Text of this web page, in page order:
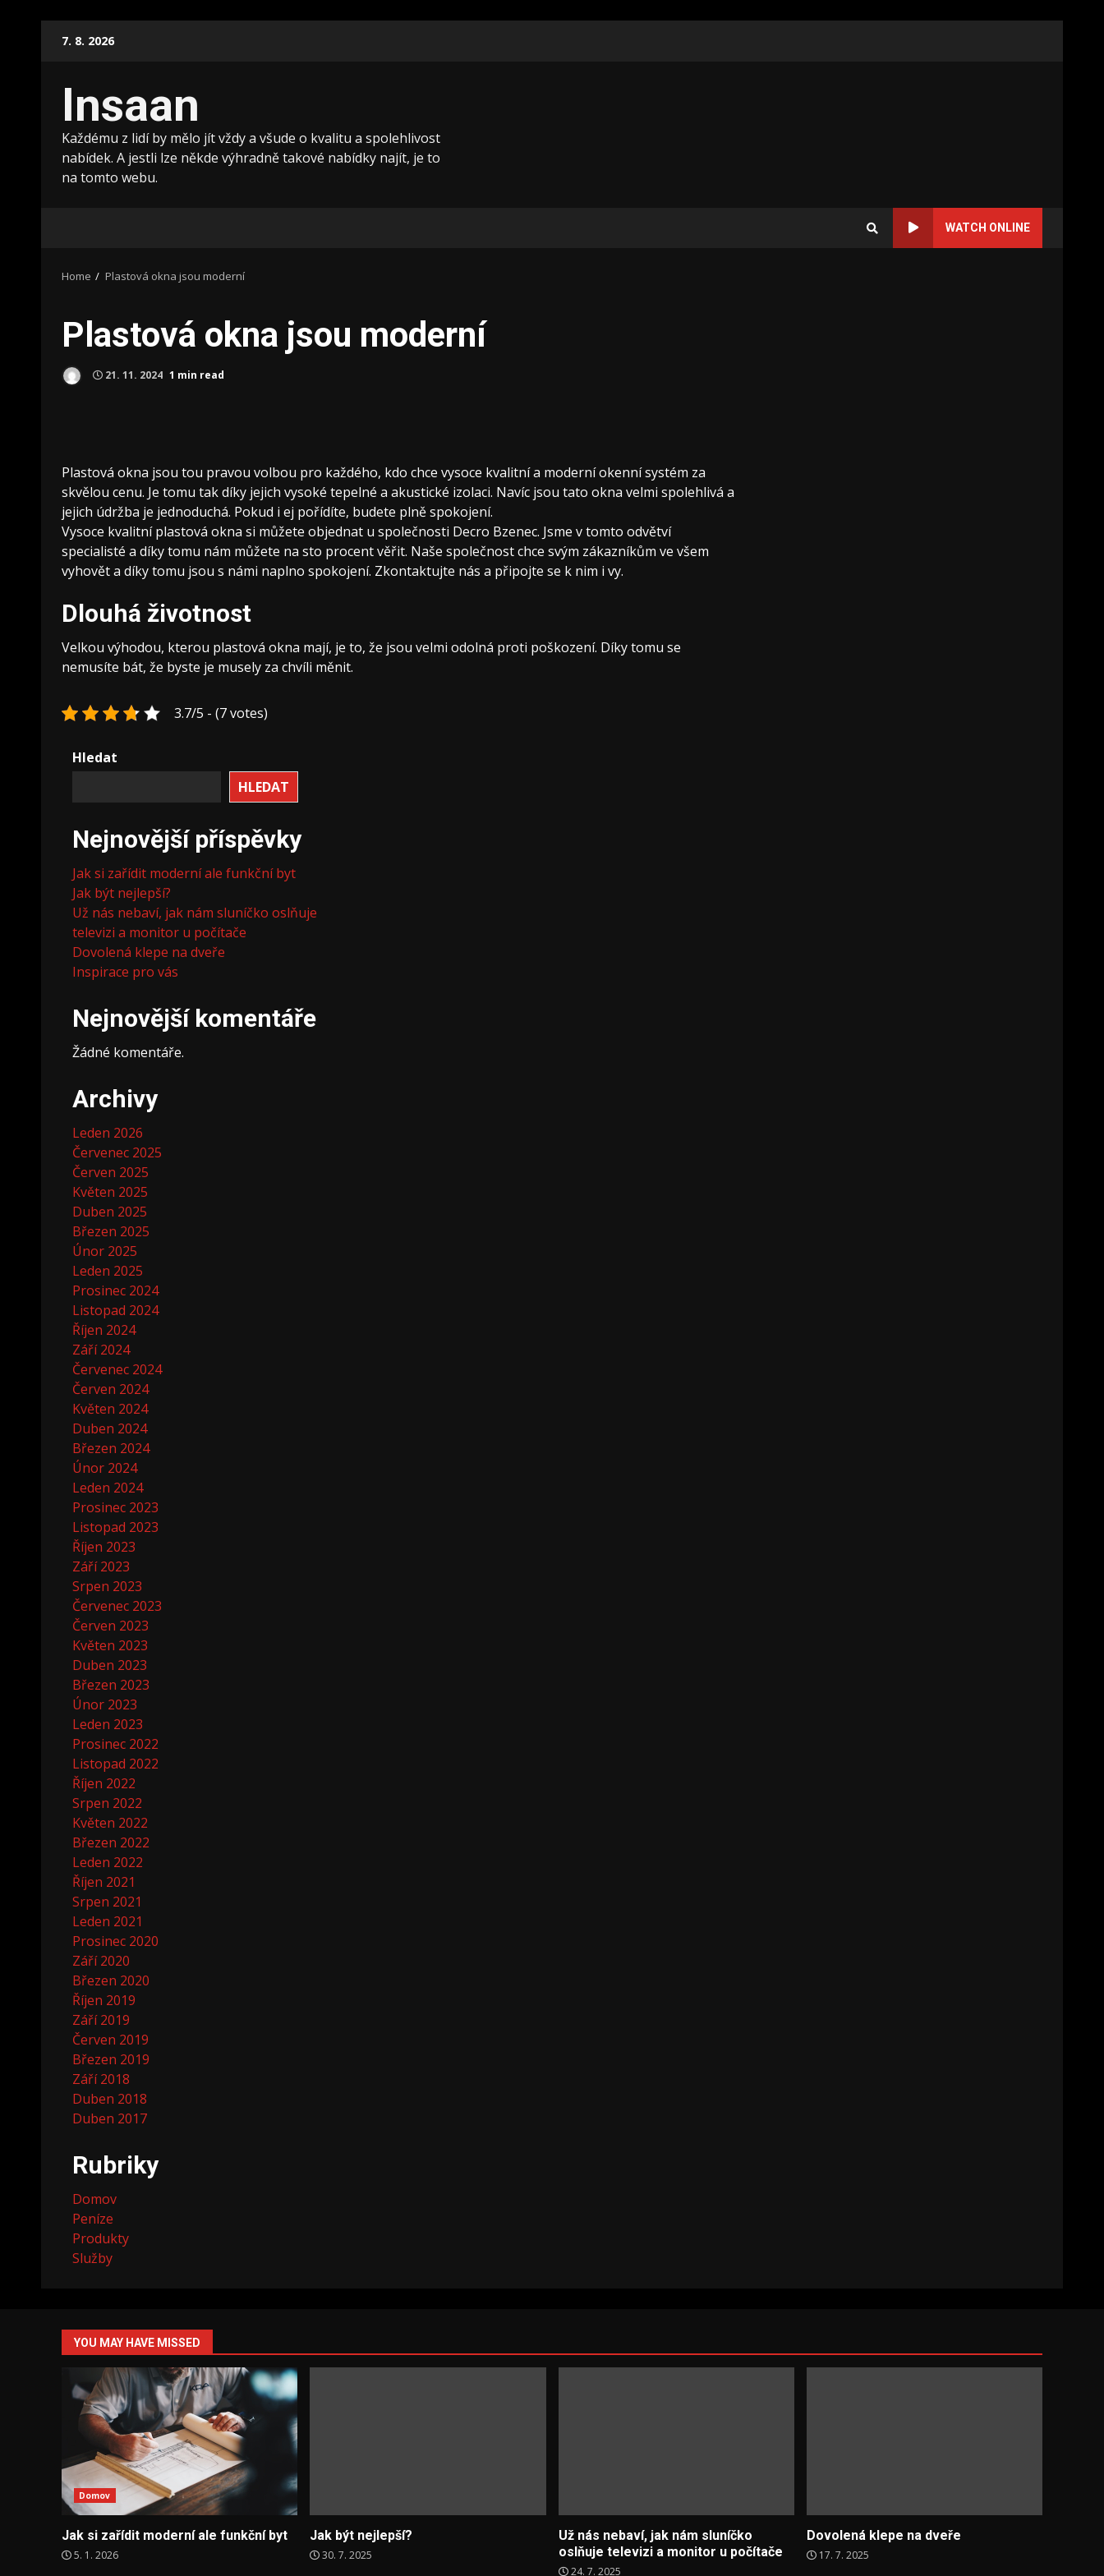
7. 8. 2026
Insaan
Každému z lidí by mělo jít vždy a všude o kvalitu a spolehlivost
nabídek. A jestli lze někde výhradně takové nabídky najít, je to
na tomto webu.
WATCH ONLINE
Home Plastová okna jsou moderní
Plastová okna jsou moderní
21. 11. 2024 1 min read
Plastová okna jsou tou pravou volbou pro každého, kdo chce vysoce kvalitní a moderní okenní systém za
skvělou cenu. Je tomu tak díky jejich vysoké tepelné a akustické izolaci. Navíc jsou tato okna velmi spolehlivá a
jejich údržba je jednoduchá. Pokud i ej pořídíte, budete plně spokojení.
Vysoce kvalitníplastová okna si můžete objednat u společnosti Decro Bzenec. Jsme v tomto odvětví
specialisté a díky tomu nám můžete na sto procent věřit. Naše společnost chce svým zákazníkům ve všem
vyhovět a díky tomu jsou s námi naplno spokojení. Zkontaktujte nás a připojte se k nim i vy.
Dlouhá životnost
Velkou výhodou, kterou plastová okna mají, je to, že jsou velmi odolná proti poškození. Díky tomu se
nemusíte bát, že byste je musely za chvíli měnit.
3.7/5 - (7 votes)
Hledat
HLEDAT
Nejnovější příspěvky
Jak si zařídit moderní ale funkční byt
Jak být nejlepší?
Už nás nebaví, jak nám sluníčko oslňuje
televizi a monitor u počítače
Dovolená klepe na dveře
Inspirace pro vás
Nejnovější komentáře
Žádné komentáře.
Archivy
Leden 2026
Červenec 2025
Červen 2025
Květen 2025
Duben 2025
Březen 2025
Únor 2025
Leden 2025
Prosinec 2024
Listopad 2024
Říjen 2024
Září 2024
Červenec 2024
Červen 2024
Květen 2024
Duben 2024
Březen 2024
Únor 2024
Leden 2024
Prosinec 2023
Listopad 2023
Říjen 2023
Září 2023
Srpen 2023
Červenec 2023
Červen 2023
Květen 2023
Duben 2023
Březen 2023
Únor 2023
Leden 2023
Prosinec 2022
Listopad 2022
Říjen 2022
Srpen 2022
Květen 2022
Březen 2022
Leden 2022
Říjen 2021
Srpen 2021
Leden 2021
Prosinec 2020
Září 2020
Březen 2020
Říjen 2019
Září 2019
Červen 2019
Březen 2019
Září 2018
Duben 2018
Duben 2017
Rubriky
Domov
Peníze
Produkty
Služby
YOU MAY HAVE MISSED
Domov
Jak si zařídit moderní ale funkční byt
5. 1. 2026
Jak být nejlepší?
30. 7. 2025
Už nás nebaví, jak nám sluníčko
oslňuje televizi a monitor u počítače
24. 7. 2025
Dovolená klepe na dveře
17. 7. 2025